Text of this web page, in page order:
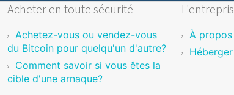
Acheter en toute sécurité
Achetez-vous ou vendez-vous
du Bitcoin pour quelqu'un d'autre?
Comment savoir si vous êtes la
cible d'une arnaque?
À